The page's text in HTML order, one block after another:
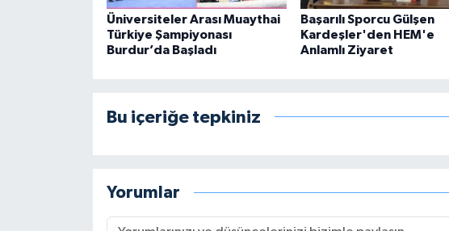
Üniversiteler Arası Muaythai
Türkiye Şampiyonası
Burdur’da Başladı
Başarılı Sporcu Gülşen
Kardeşler'den HEM'e
Anlamlı Ziyaret
Bu içeriğe tepkiniz
Yorumlar